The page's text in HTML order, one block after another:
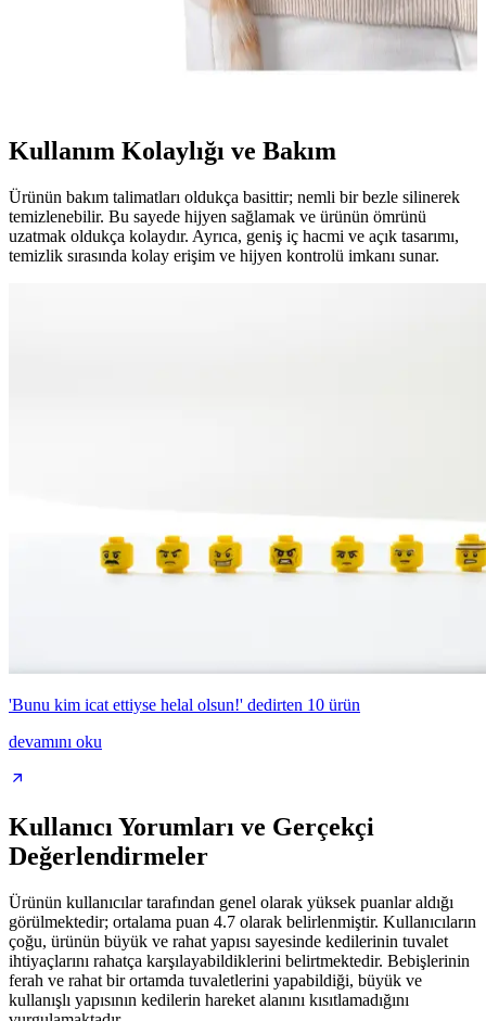
Kedi ana kucağı çantaları, kedilerin güvenli ve konforlu taşınması
için hafif, dayanıklı ve hava geçirgen malzemelerle tasarlanmış
ürünlerdir. Bu çantalar, seyahatlerde ve veteriner ziyaretlerinde
Kullanım Kolaylığı ve Bakım
Ürünün bakım talimatları oldukça basittir; nemli bir bezle silinerek
temizlenebilir. Bu sayede hijyen sağlamak ve ürünün ömrünü
uzatmak oldukça kolaydır. Ayrıca, geniş iç hacmi ve açık tasarımı,
temizlik sırasında kolay erişim ve hijyen kontrolü imkanı sunar.
'Bunu kim icat ettiyse helal olsun!' dedirten 10 ürün
devamını oku
Kullanıcı Yorumları ve Gerçekçi
Değerlendirmeler
Ürünün kullanıcılar tarafından genel olarak yüksek puanlar aldığı
görülmektedir; ortalama puan 4.7 olarak belirlenmiştir. Kullanıcıların
çoğu, ürünün büyük ve rahat yapısı sayesinde kedilerinin tuvalet
ihtiyaçlarını rahatça karşılayabildiklerini belirtmektedir. Bebişlerinin
ferah ve rahat bir ortamda tuvaletlerini yapabildiği, büyük ve
kullanışlı yapısının kedilerin hareket alanını kısıtlamadığını